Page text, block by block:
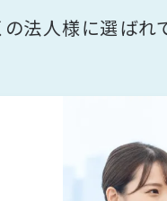
の法人様に選ばれ